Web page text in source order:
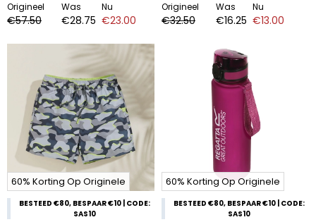
Origineel
€57.50
Was
€28.75
Nu
€23.00
Origineel
€32.50
Was
€16.25
Nu
€13.00
60% Korting Op Originele
BESTEED €80, BESPAAR €10 | CODE:
SAS10
60% Korting Op Originele
BESTEED €80, BESPAAR €10 | CODE:
SAS10